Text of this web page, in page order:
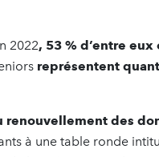
2022, 53 % d’entre eux
représentent
renouvellement des
à une table ronde